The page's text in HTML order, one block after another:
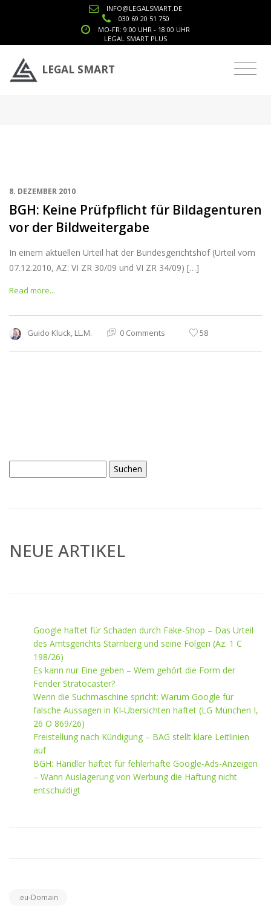
INFO@LEGALSMART.DE
030 69 20 51 750
MO-FR: 9:00 UHR - 18:00 UHR
LEGAL SMART PLUS
LEGAL SMART
Tag: VI ZR 30/09
8. DEZEMBER 2010
BGH: Keine Prüfpflicht für Bildagenturen
vor der Bildweitergabe
In einem aktuellen Urteil hat der Bundesgerichtshof (Urteil vom
07.12.2010, AZ: VI ZR 30/09 und VI ZR 34/09) […]
Read more...
Guido Kluck, LL.M. 0 Comments 58
nach:
NEUE ARTIKEL
Google haftet für Schaden durch Fake-Shop – Das Urteil
des Amtsgerichts Starnberg und seine Folgen (Az. 1 C
198/26)
Es kann nur Eine geben – Wem gehört die Form der
Fender Stratocaster?
Wenn die Suchmaschine spricht: Warum Google für
falsche Aussagen in KI‑Übersichten haftet (LG München I,
26 O 869/26)
Freistellung nach Kündigung – BAG stellt klare Leitlinien
auf
BGH: Händler haftet für fehlerhafte Google‑Ads‑Anzeigen
– Wann Auslagerung von Werbung die Haftung nicht
entschuldigt
.eu-Domain